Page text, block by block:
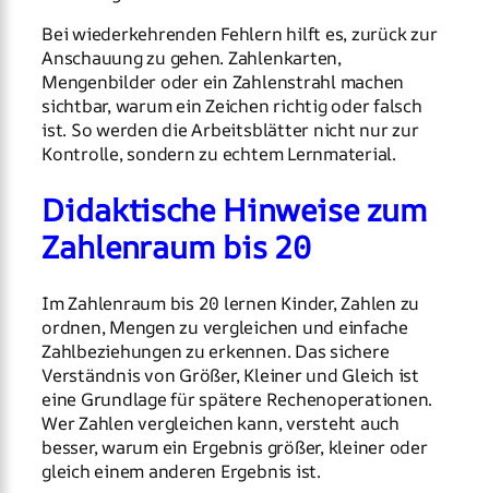
Bei wiederkehrenden Fehlern hilft es, zurück zur
Anschauung zu gehen. Zahlenkarten,
Mengenbilder oder ein Zahlenstrahl machen
sichtbar, warum ein Zeichen richtig oder falsch
ist. So werden die Arbeitsblätter nicht nur zur
Kontrolle, sondern zu echtem Lernmaterial.
Didaktische Hinweise zum
Zahlenraum bis 20
Im Zahlenraum bis 20 lernen Kinder, Zahlen zu
ordnen, Mengen zu vergleichen und einfache
Zahlbeziehungen zu erkennen. Das sichere
Verständnis von Größer, Kleiner und Gleich ist
eine Grundlage für spätere Rechenoperationen.
Wer Zahlen vergleichen kann, versteht auch
besser, warum ein Ergebnis größer, kleiner oder
gleich einem anderen Ergebnis ist.